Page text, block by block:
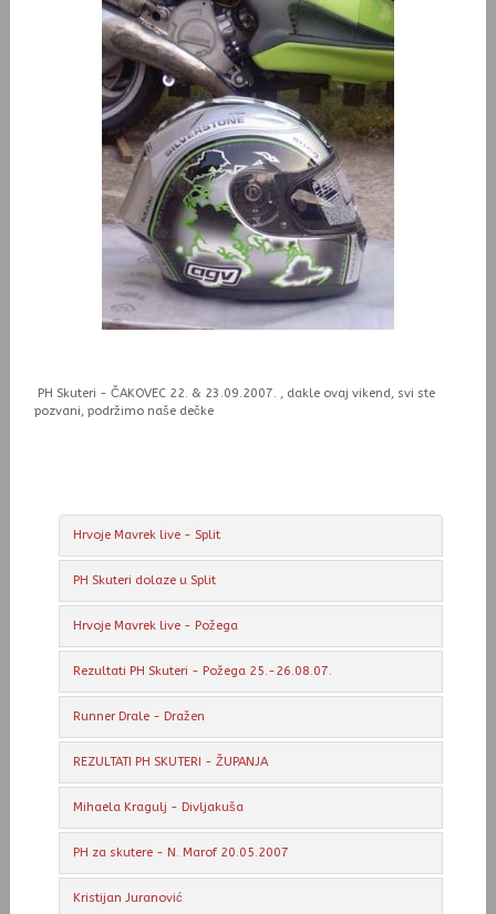
PH Skuteri - ČAKOVEC 22. & 23.09.2007. , dakle ovaj vikend, svi ste
pozvani, podržimo naše dečke
Hrvoje Mavrek live - Split
PH Skuteri dolaze u Split
Hrvoje Mavrek live - Požega
Rezultati PH Skuteri - Požega 25.-26.08.07.
Runner Drale - Dražen
REZULTATI PH SKUTERI - ŽUPANJA
Mihaela Kragulj - Divljakuša
PH za skutere - N. Marof 20.05.2007
Kristijan Juranović